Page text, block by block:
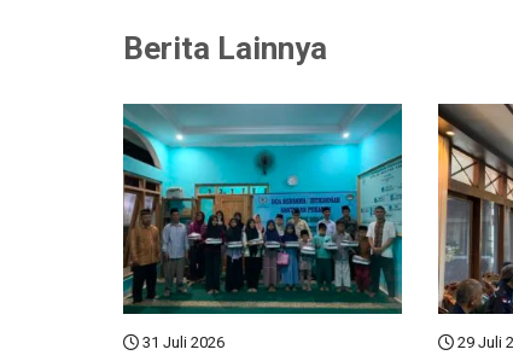
Berita Lainnya
31 Juli 2026 29 Juli